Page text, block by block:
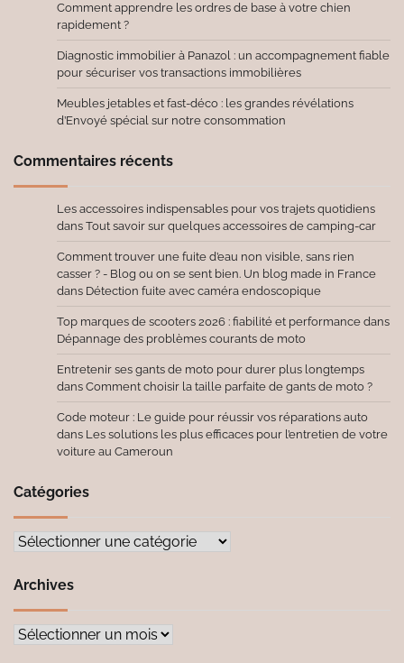
Comment apprendre les ordres de base à votre chien
rapidement ?
Diagnostic immobilier à Panazol : un accompagnement fiable
pour sécuriser vos transactions immobilières
Meubles jetables et fast-déco : les grandes révélations
d’Envoyé spécial sur notre consommation
Commentaires récents
Les accessoires indispensables pour vos trajets quotidiens
dans Tout savoir sur quelques accessoires de camping-car
Comment trouver une fuite d’eau non visible, sans rien
casser ? - Blog ou on se sent bien. Un blog made in France
dans Détection fuite avec caméra endoscopique
Top marques de scooters 2026 : fiabilité et performance dans
Dépannage des problèmes courants de moto
Entretenir ses gants de moto pour durer plus longtemps
dans Comment choisir la taille parfaite de gants de moto ?
Code moteur : Le guide pour réussir vos réparations auto
dans Les solutions les plus efficaces pour l’entretien de votre
voiture au Cameroun
Catégories
Catégories
Archives
Archives